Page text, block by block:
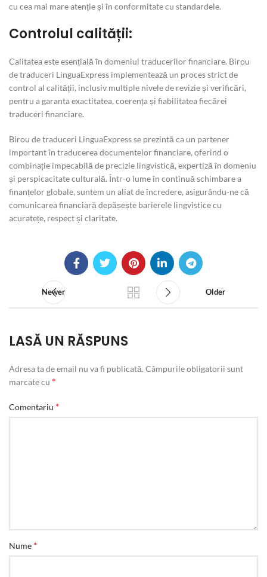
cu cea mai mare atenție și în conformitate cu standardele.
Controlul calității:
Calitatea este esențială în domeniul traducerilor financiare. Birou
de traduceri LinguaExpress implementează un proces strict de
control al calității, inclusiv multiple nivele de revizie și verificări,
pentru a garanta exactitatea, coerența și fiabilitatea fiecărei
traduceri financiare.
Birou de traduceri LinguaExpress se prezintă ca un partener
important în traducerea documentelor financiare, oferind o
combinație impecabilă de precizie lingvistică, expertiză în domeniu
și perspicacitate culturală. Într-o lume în continuă schimbare a
finanțelor globale, suntem un aliat de încredere, asigurându-ne că
comunicarea financiară depășește barierele lingvistice cu
acuratețe, respect și claritate.
Newer Older
LASĂ UN RĂSPUNS
Adresa ta de email nu va fi publicată. Câmpurile obligatorii sunt
marcate cu *
Comentariu *
Nume *